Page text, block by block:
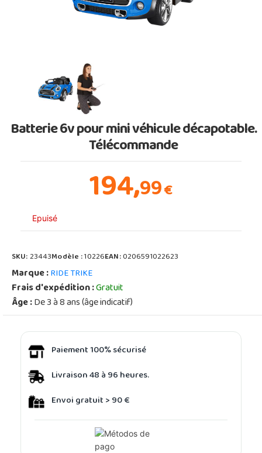
Batterie 6v pour mini véhicule décapotable.
Télécommande
194,99€
Epuisé
SKU:23443Modèle :10226EAN:0206591022623
Marque :RIDE TRIKE
Frais d'expédition :Gratuit
Âge :De 3 à 8 ans (âge indicatif)
Paiement 100% sécurisé
Livraison 48 à 96 heures.
Envoi gratuit > 90 €